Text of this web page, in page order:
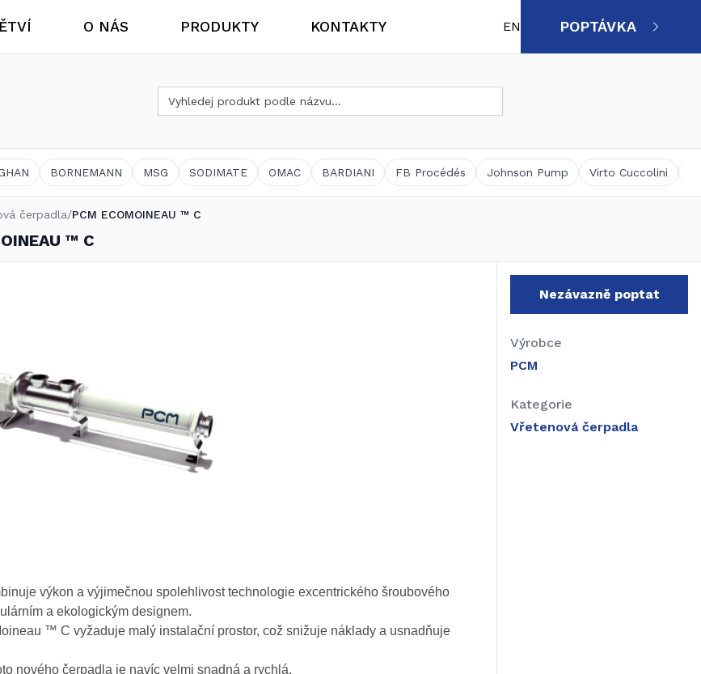
vodárenství
program čerpadel Vogelsang® VX
Repasovaná čerpadla s okamžitou dostupností
O NÁS PRODUKTY KONTAKTY EN POPTÁVKA
Vyhledat produkt
BORNEMANN MSG SODIMATE OMAC BARDIANI FB Procédés Johnson Pump Virto Cuccolini
čerpadla/PCM ECOMOINEAU ™ C
™ C
výkon a výjimečnou spolehlivost technologie excentrického šroubového
a ekologickým designem.
™ C vyžaduje malý instalační prostor, což snižuje náklady a usnadňuje
nového čerpadla je navíc velmi snadná a rychlá.
Nezávazně poptat
Výrobce
PCM
Kategorie
Vřetenová čerpadla